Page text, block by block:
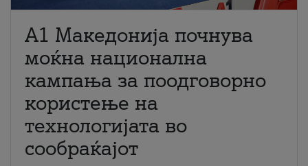
A1 Македонија почнува
моќна национална
кампања за поодговорно
користење на
технологијата во
сообраќајот